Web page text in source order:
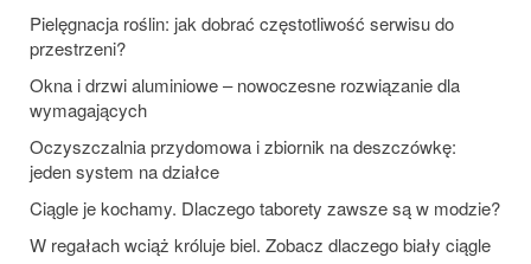
Pielęgnacja roślin: jak dobrać częstotliwość serwisu do
przestrzeni?
Okna i drzwi aluminiowe – nowoczesne rozwiązanie dla
wymagających
Oczyszczalnia przydomowa i zbiornik na deszczówkę:
jeden system na działce
Ciągle je kochamy. Dlaczego taborety zawsze są w modzie?
W regałach wciąż króluje biel. Zobacz dlaczego biały ciągle